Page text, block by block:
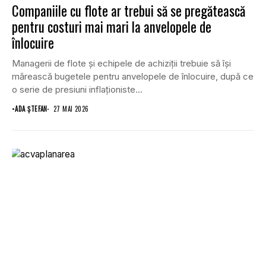
Companiile cu flote ar trebui să se pregătească
pentru costuri mai mari la anvelopele de
înlocuire
Managerii de flote și echipele de achiziții trebuie să își
mărească bugetele pentru anvelopele de înlocuire, după ce
o serie de presiuni inflaționiste...
•ADA ȘTEFAN 27 MAI 2026